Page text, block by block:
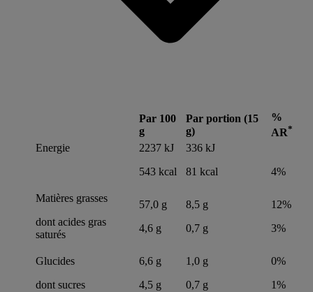
Par 100
g
Par portion (15
g)
%
AR*
Energie
2237 kJ
543 kcal
336 kJ
81 kcal
4%
Matières grasses
dont acides gras
saturés
57,0 g
4,6 g
8,5 g
0,7 g
12%
3%
Glucides
dont sucres
6,6 g
4,5 g
1,0 g
0,7 g
0%
1%